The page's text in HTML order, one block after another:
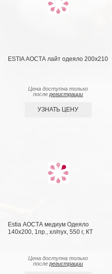
ESTIA АОСТА лайт одеяло 200x210
Цена доступна только
послерегистрации
УЗНАТЬ ЦЕНУ
Estia АОСТА медиум Одеяло
140x200, 1пр., хл/пух, 550 г, КТ
Цена доступна только
послерегистрации